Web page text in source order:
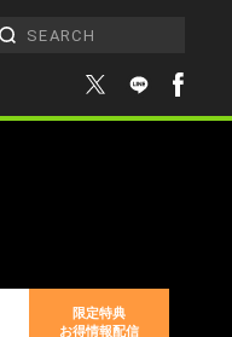
限定特典
お得情報配信